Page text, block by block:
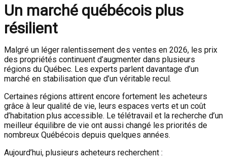
Un marché québécois plus
résilient
Malgré un léger ralentissement des ventes en 2026, les prix
des propriétés continuent d’augmenter dans plusieurs
régions du Québec. Les experts parlent davantage d’un
marché en stabilisation que d’un véritable recul.
Certaines régions attirent encore fortement les acheteurs
grâce à leur qualité de vie, leurs espaces verts et un coût
d’habitation plus accessible. Le télétravail et la recherche d’un
meilleur équilibre de vie ont aussi changé les priorités de
nombreux Québécois depuis quelques années.
Aujourd’hui, plusieurs acheteurs recherchent :